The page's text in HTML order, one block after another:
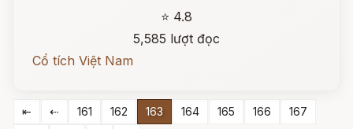
⭐ 4.8
5,585 lượt đọc
Cổ tích Việt Nam
⇤ ⇠ 161 162 163 164 165 166
167